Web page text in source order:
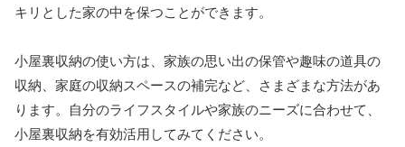
キリとした家の中を保つことができます。
小屋裏収納の使い方は、家族の思い出の保管や趣味の道具の
収納、家庭の収納スペースの補完など、さまざまな方法があ
ります。自分のライフスタイルや家族のニーズに合わせて、
小屋裏収納を有効活用してみてください。